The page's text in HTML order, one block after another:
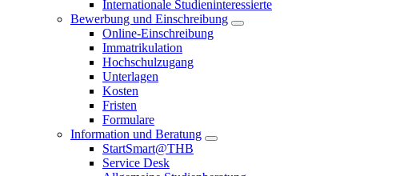
Internationale Studieninteressierte
Bewerbung und Einschreibung
Online-Einschreibung
Immatrikulation
Hochschulzugang
Unterlagen
Kosten
Fristen
Formulare
Information und Beratung
StartSmart@THB
Service Desk